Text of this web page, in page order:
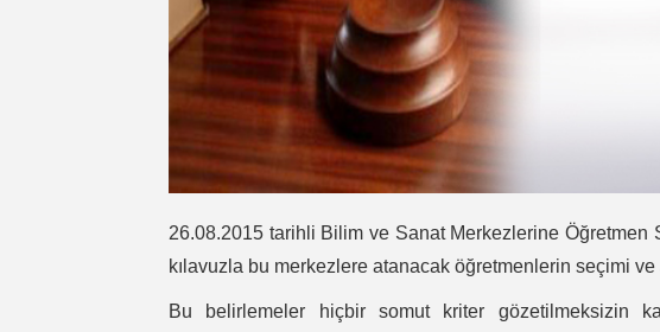
26.08.2015 tarihli Bilim ve Sanat Merkezlerine Öğretmen
kılavuzla bu merkezlere atanacak öğretmenlerin seçimi
Bu belirlemeler hiçbir somut kriter gözetilmeksizin